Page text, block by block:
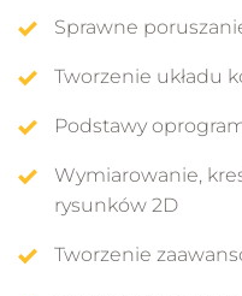
Sprawne
Tworzenie układu
Podstawy
Wymiarowanie,
rysunków 2D
Tworzenie